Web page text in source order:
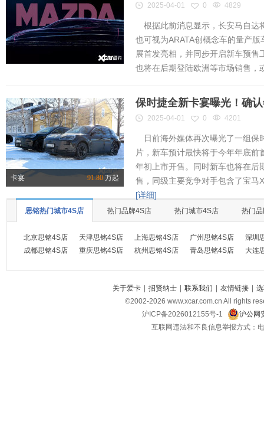
2025-04-01 0 4829
根据此前消息显示，长安马自达
也可视为ARATA创概念车的量产
展首发亮相，并同步开启新车预售
也将在后期登陆欧洲等市场销售，
卡宴 91.80万起
保时捷全新卡宴曝光！确
2025-04-01 0 4201
日前海外媒体再次曝光了一组保
片，新车预计最快将于今年年底
年初上市开售。同时新车也将在后
售，同级主要竞争对手包含了宝马
[详细]
思铭热门城市4S店 热门品牌4S店 热门城市4S店 热门
北京思铭4S店 天津思铭4S店 上海思铭4S店 广州思铭4S店
深圳
成都思铭4S店
重庆思铭4S店 杭州思铭4S店 青岛思铭4S店 大连
关于爱卡 | 招贤纳士 | 联系我们 | 友情链接 |
©2002-2026 www.xcar.com.cn All rights
沪ICP备2026012155号-1
沪公网
互联网违法和不良信息举报方式：